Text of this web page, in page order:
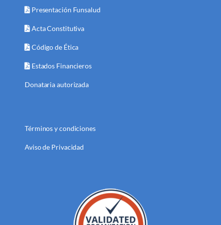
Presentación Funsalud
Acta Constitutiva
Código de Ética
Estados Financieros
Donataria autorizada
Términos y condiciones
Aviso de Privacidad